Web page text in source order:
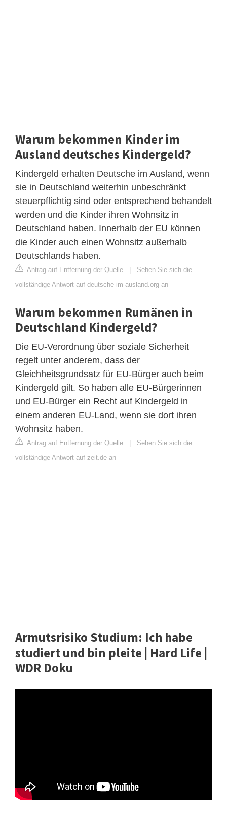
Warum bekommen Kinder im
Ausland deutsches Kindergeld?
Kindergeld erhalten Deutsche im Ausland, wenn
sie in Deutschland weiterhin unbeschränkt
steuerpflichtig sind oder entsprechend behandelt
werden und die Kinder ihren Wohnsitz in
Deutschland haben. Innerhalb der EU können
die Kinder auch einen Wohnsitz außerhalb
Deutschlands haben.
Antrag auf Entfernung der Quelle
Sehen Sie sich die
vollständige Antwort auf deutsche-im-ausland.org an
Warum bekommen Rumänen in
Deutschland Kindergeld?
Die EU-Verordnung über soziale Sicherheit
regelt unter anderem, dass der
Gleichheitsgrundsatz für EU-Bürger auch beim
Kindergeld gilt. So haben alle EU-Bürgerinnen
und EU-Bürger ein Recht auf Kindergeld in
einem anderen EU-Land, wenn sie dort ihren
Wohnsitz haben.
Antrag auf Entfernung der Quelle
Sehen Sie sich die
vollständige Antwort auf zeit.de an
Armutsrisiko Studium: Ich habe
studiert und bin pleite | Hard Life |
WDR Doku